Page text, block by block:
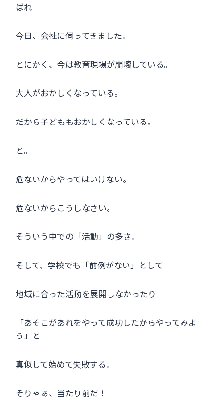
ばれ
今日、会社に伺ってきました。
とにかく、今は教育現場が崩壊している。
大人がおかしくなっている。
だから子どももおかしくなっている。
と。
危ないからやってはいけない。
危ないからこうしなさい。
そういう中での「活動」の多さ。
そして、学校でも「前例がない」として
地域に合った活動を展開しなかったり
「あそこがあれをやって成功したからやってみよ
う」と
真似して始めて失敗する。
そりゃぁ、当たり前だ！